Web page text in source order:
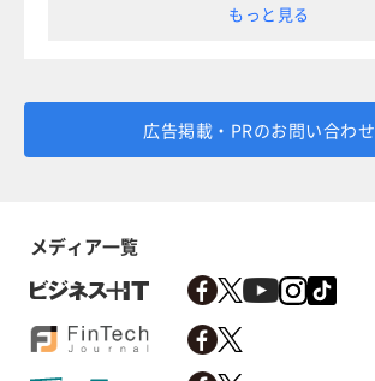
もっと見る
広告掲載・PRのお問い合わせ
メディア一覧